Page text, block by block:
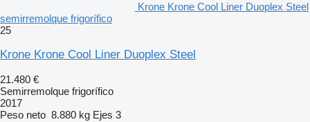
Krone Krone Cool Liner Duoplex Steel
semirremolque frigorífico
25
Krone Krone Cool Liner Duoplex Steel
21.480 €
Semirremolque frigorífico
2017
Peso neto 8.880 kg Ejes 3